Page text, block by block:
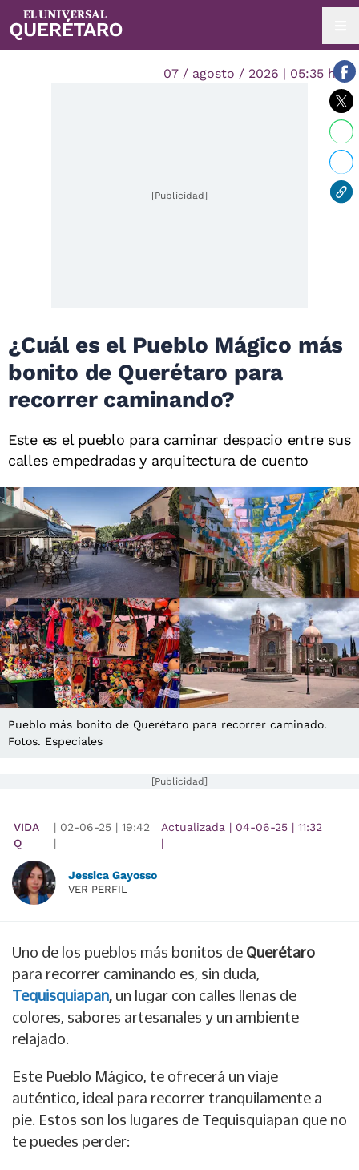
07 / agosto / 2026 | 05:35 hrs.
[Publicidad]
¿Cuál es el Pueblo Mágico más
bonito de Querétaro para
recorrer caminando?
Este es el pueblo para caminar despacio entre sus
calles empedradas y arquitectura de cuento
Pueblo más bonito de Querétaro para recorrer caminado.
Fotos. Especiales
[Publicidad]
VIDA
Q
| 02-06-25 |19:42
|
Actualizada | 04-06-25 | 11:32
|
Jessica Gayosso
VER PERFIL
Uno de los pueblos más bonitos de Querétaro
para recorrer caminando es, sin duda,
Tequisquiapan, un lugar con calles llenas de
colores, sabores artesanales y un ambiente
relajado.
Este Pueblo Mágico, te ofrecerá un viaje
auténtico, ideal para recorrer tranquilamente a
pie. Estos son los lugares de Tequisquiapan que no
te puedes perder: